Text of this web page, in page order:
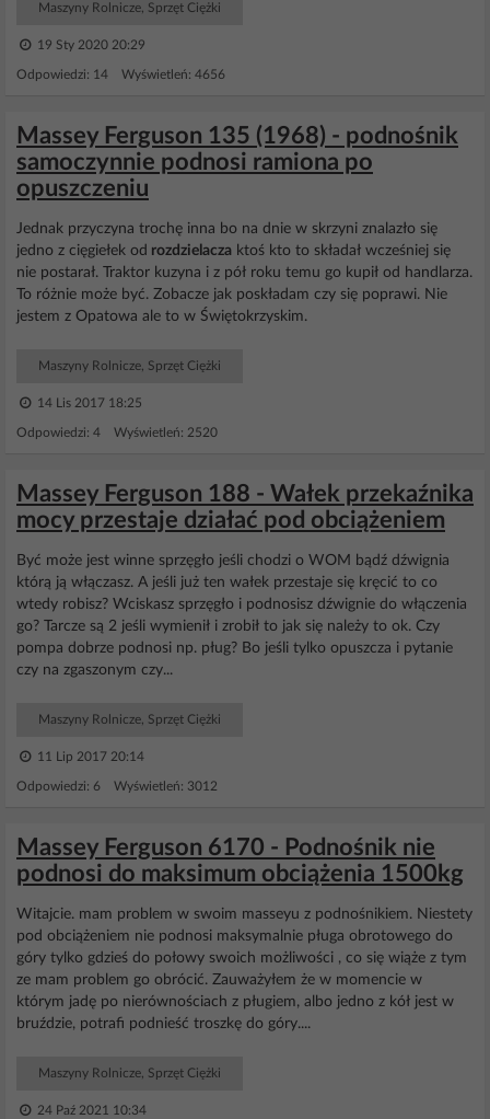
Maszyny Rolnicze, Sprzęt Ciężki
19 Sty 2020 20:29
Odpowiedzi: 14 Wyświetleń: 4656
Massey Ferguson 135 (1968) - podnośnik
samoczynnie podnosi ramiona po
opuszczeniu
Jednak przyczyna trochę inna bo na dnie w skrzyni znalazło się
jedno z cięgiełek od rozdzielacza ktoś kto to składał wcześniej się
nie postarał. Traktor kuzyna i z pół roku temu go kupił od handlarza.
To różnie może być. Zobacze jak poskładam czy się poprawi. Nie
jestem z Opatowa ale to w Świętokrzyskim.
Maszyny Rolnicze, Sprzęt Ciężki
14 Lis 2017 18:25
Odpowiedzi: 4 Wyświetleń: 2520
Massey Ferguson 188 - Wałek przekaźnika
mocy przestaje działać pod obciążeniem
Być może jest winne sprzęgło jeśli chodzi o WOM bądź dźwignia
którą ją włączasz. A jeśli już ten wałek przestaje się kręcić to co
wtedy robisz? Wciskasz sprzęgło i podnosisz dźwignie do włączenia
go? Tarcze są 2 jeśli wymienił i zrobił to jak się należy to ok. Czy
pompa dobrze podnosi np. pług? Bo jeśli tylko opuszcza i pytanie
czy na zgaszonym czy...
Maszyny Rolnicze, Sprzęt Ciężki
11 Lip 2017 20:14
Odpowiedzi: 6 Wyświetleń: 3012
Massey Ferguson 6170 - Podnośnik nie
podnosi do maksimum obciążenia 1500kg
Witajcie. mam problem w swoim masseyu z podnośnikiem. Niestety
pod obciążeniem nie podnosi maksymalnie pługa obrotowego do
góry tylko gdzieś do połowy swoich możliwości , co się wiąże z tym
ze mam problem go obrócić. Zauważyłem że w momencie w
którym jadę po nierównościach z pługiem, albo jedno z kół jest w
bruździe, potrafi podnieść troszkę do góry....
Maszyny Rolnicze, Sprzęt Ciężki
24 Paź 2021 10:34